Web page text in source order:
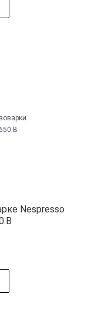
Nespresso